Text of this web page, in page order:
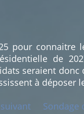
pour
de
seraient
à déposer
Sondage